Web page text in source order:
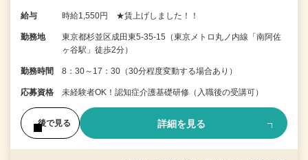
給与 時給1,550円 ★賃上げしました！！
勤務地
東京都杉並区成田東5-35-15（東京メトロ丸ノ内線「南阿佐
ヶ谷駅」徒歩2分）
勤務時間 8：30～17：30（30分程度変動する場合あり）
応募資格 未経験者OK！認知症介護基礎研修（入職後の受講可）
後で見る 詳細を見る